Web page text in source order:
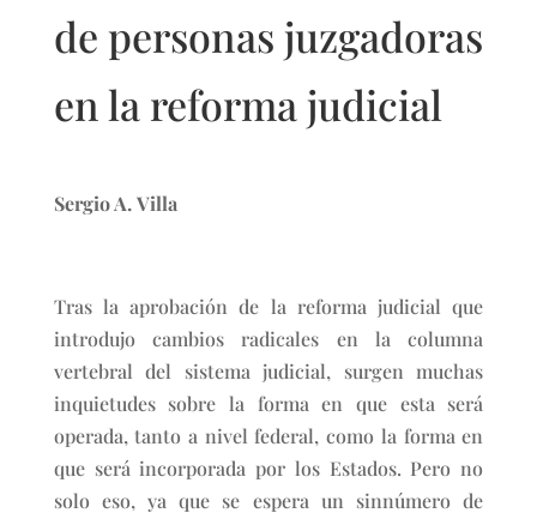
de personas juzgadoras
en la reforma judicial
Sergio A. Villa
Tras la aprobación de la reforma judicial que
introdujo cambios radicales en la columna
vertebral del sistema judicial, surgen muchas
inquietudes sobre la forma en que esta será
operada, tanto a nivel federal, como la forma en
que será incorporada por los Estados. Pero no
solo eso, ya que se espera un sinnúmero de